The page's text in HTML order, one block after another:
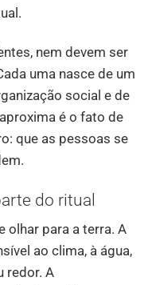
nem devem ser
uma nasce de um
social e de
é o fato de
que as pessoas se
do ritual
olhar para a terra. A
ao clima, à água,
redor. A